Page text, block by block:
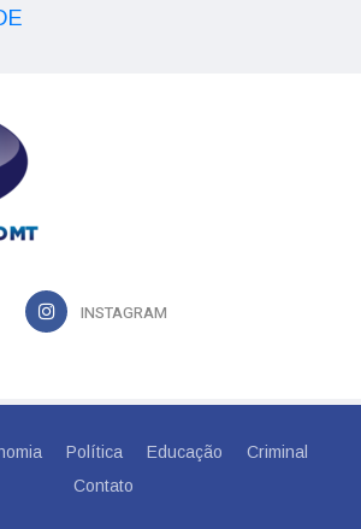
INSTAGRAM
Política Educação
Criminal
Contato